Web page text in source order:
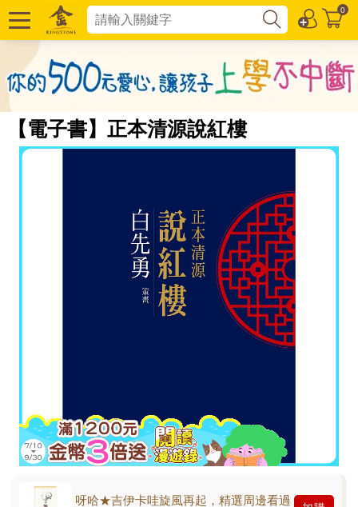
0
【電子書】正本清源說紅樓
呀哈★吉伊卡哇旋風再起，精選周邊看過